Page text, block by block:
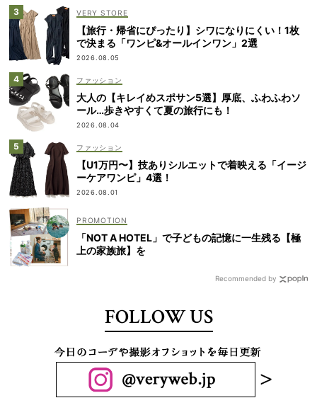
VERY STORE
【旅行・帰省にぴったり】シワになりにくい！1枚
で決まる「ワンピ&オールインワン」2選
2026.08.05
ファッション
大人の【キレイめスポサン5選】厚底、ふわふわソ
ール…歩きやすくて夏の旅行にも！
2026.08.04
ファッション
【U1万円〜】技ありシルエットで着映える「イージ
ーケアワンピ」4選！
2026.08.01
「NOT A HOTEL」で子どもの記憶に一生残る【極
上の家族旅】を
Recommended by
FOLLOW US